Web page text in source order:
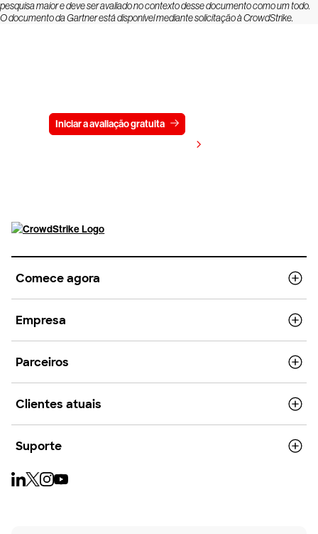
pesquisa maior e deve ser avaliado no contexto desse documento como um todo.
O documento da Gartner está disponível mediante solicitação à CrowdStrike.
Iniciar a avaliação gratuita
Comece agora
Empresa
Parceiros
Clientes atuais
Suporte